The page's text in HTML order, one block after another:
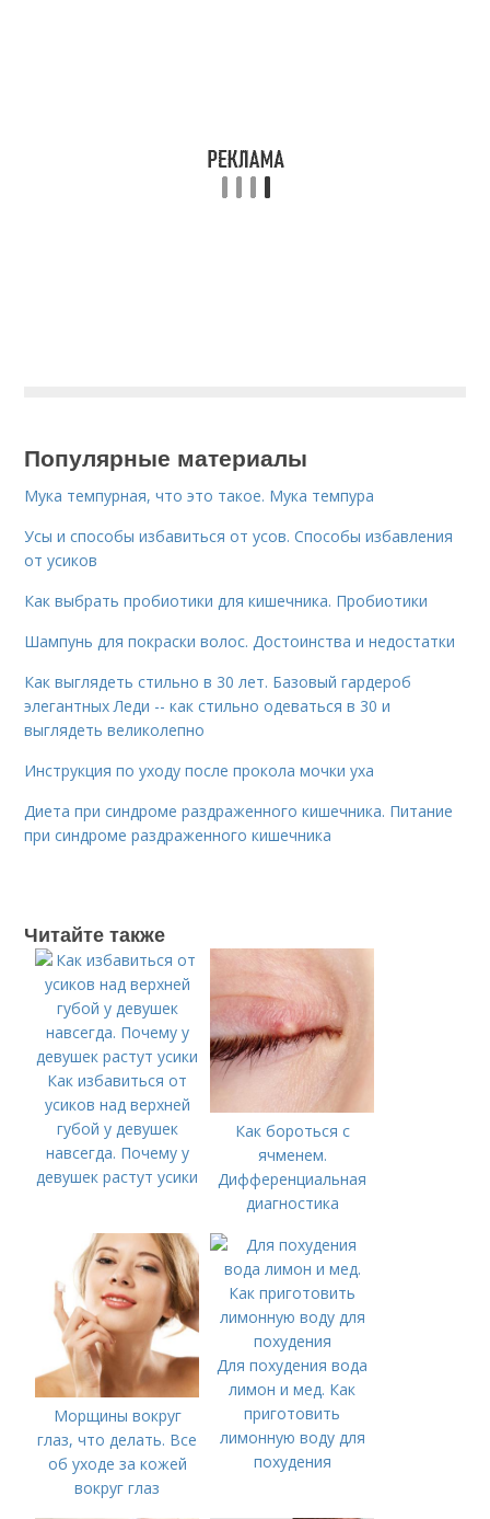
Популярные материалы
Мука темпурная, что это такое. Мука темпура
Усы и способы избавиться от усов. Способы избавления
от усиков
Как выбрать пробиотики для кишечника. Пробиотики
Шампунь для покраски волос. Достоинства и недостатки
Как выглядеть стильно в 30 лет. Базовый гардероб
элегантных Леди -- как стильно одеваться в 30 и
выглядеть великолепно
Инструкция по уходу после прокола мочки уха
Диета при синдроме раздраженного кишечника. Питание
при синдроме раздраженного кишечника
Читайте также
Как избавиться от
усиков над верхней
губой у девушек
навсегда. Почему у
девушек растут усики
Как бороться с
ячменем.
Дифференциальная
диагностика
Морщины вокруг
глаз, что делать. Все
об уходе за кожей
вокруг глаз
Для похудения вода
лимон и мед. Как
приготовить
лимонную воду для
похудения